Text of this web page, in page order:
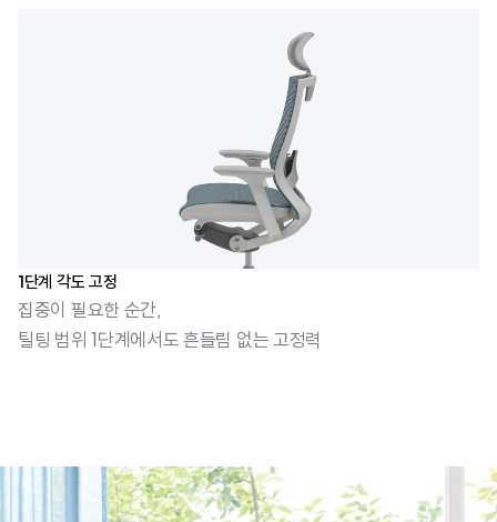
1단계 각도 고정
집중이 필요한 순간,
틸팅 범위 1단계에서도 흔들림 없는 고정력